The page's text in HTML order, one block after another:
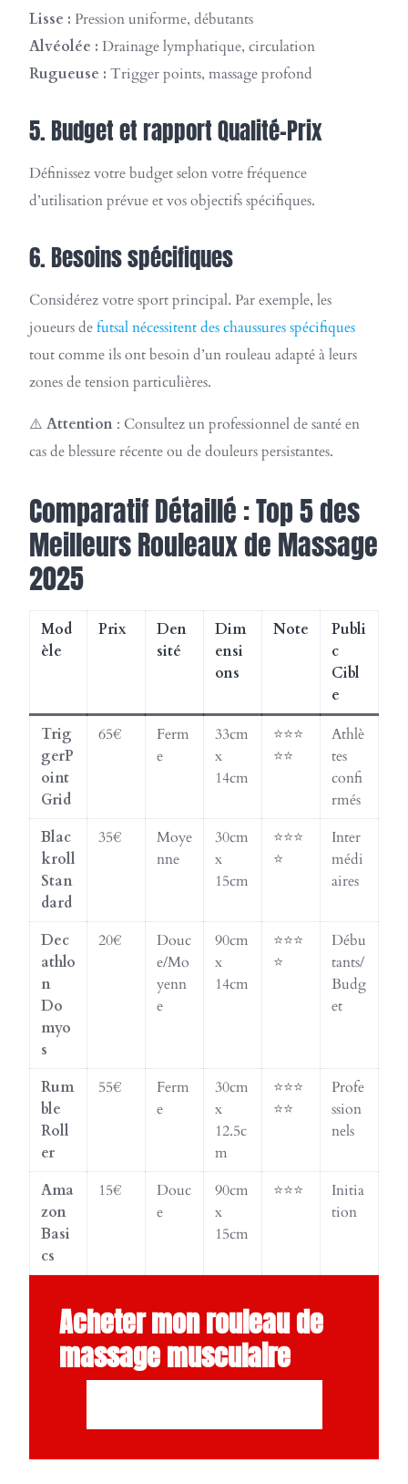
Lisse : Pression uniforme, débutants
Alvéolée : Drainage lymphatique, circulation
Rugueuse : Trigger points, massage profond
5. Budget et rapport Qualité-Prix
Définissez votre budget selon votre fréquence
d’utilisation prévue et vos objectifs spécifiques.
6. Besoins spécifiques
Considérez votre sport principal. Par exemple, les
joueurs defutsal nécessitent des chaussures spécifiques
tout comme ils ont besoin d’un rouleau adapté à leurs
zones de tension particulières.
⚠️ Attention : Consultez un professionnel de santé en
cas de blessure récente ou de douleurs persistantes.
Comparatif Détaillé : Top 5 des
Meilleurs Rouleaux de Massage
2025
Mod
èle
Prix
Den
sité
Dim
ensi
ons
Note
Publi
c
Cibl
e
Trig
gerP
oint
Grid
65€
Ferm
e
33cm
x
14cm
⭐⭐⭐
⭐⭐
Athlè
tes
confi
rmés
Blac
kroll
Stan
dard
35€
Moye
nne
30cm
x
15cm
⭐⭐⭐
⭐
Inter
médi
aires
Dec
athlo
n
Do
myo
s
20€
Douc
e/Mo
yenn
e
90cm
x
14cm
⭐⭐⭐
⭐
Débu
tants/
Budg
et
Rum
ble
Roll
er
55€
Ferm
e
30cm
x
12.5c
m
⭐⭐⭐
⭐⭐
Profe
ssion
nels
Ama
zon
Basi
cs
15€
Douc
e
90cm
x
15cm
⭐⭐⭐
Initia
tion
Acheter mon rouleau de
massage musculaire